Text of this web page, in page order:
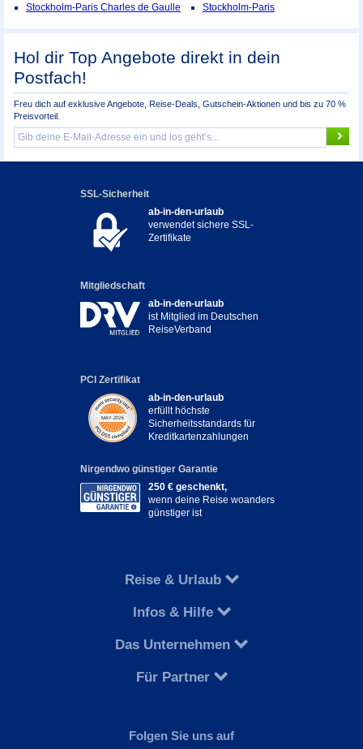
Stockholm-Paris Charles de Gaulle
Stockholm-Paris
Hol dir Top Angebote direkt in dein
Postfach!
Freu dich auf exklusive Angebote, Reise-Deals, Gutschein-Aktionen und bis zu 70 %
Preisvorteil.
SSL-Sicherheit
ab-in-den-urlaub
verwendet sichere SSL-
Zertifikate
Mitgliedschaft
ab-in-den-urlaub
ist Mitglied im Deutschen
ReiseVerband
PCI Zertifikat
ab-in-den-urlaub
erfüllt höchste
Sicherheitsstandards für
Kreditkartenzahlungen
Nirgendwo günstiger Garantie
250 € geschenkt,
wenn deine Reise woanders
günstiger ist
Reise & Urlaub
Infos & Hilfe
Das Unternehmen
Für Partner
Folgen Sie uns auf